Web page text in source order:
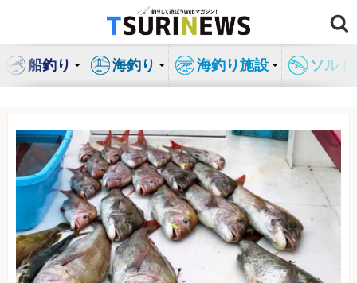
ン
船釣り 海釣り 海釣り施設 ソル